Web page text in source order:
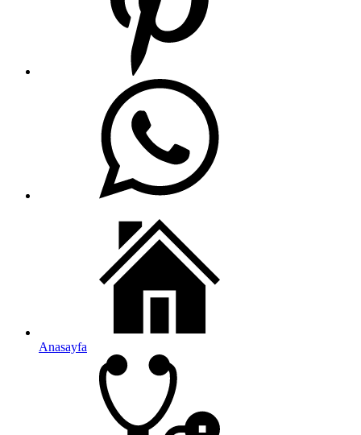
Anasayfa